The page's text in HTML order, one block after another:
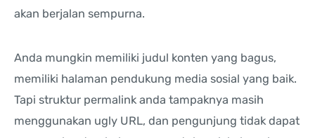
akan berjalan sempurna.
Anda mungkin memiliki judul konten yang bagus,
memiliki halaman pendukung media sosial yang baik.
Tapi struktur permalink anda tampaknya masih
menggunakan ugly URL, dan pengunjung tidak dapat